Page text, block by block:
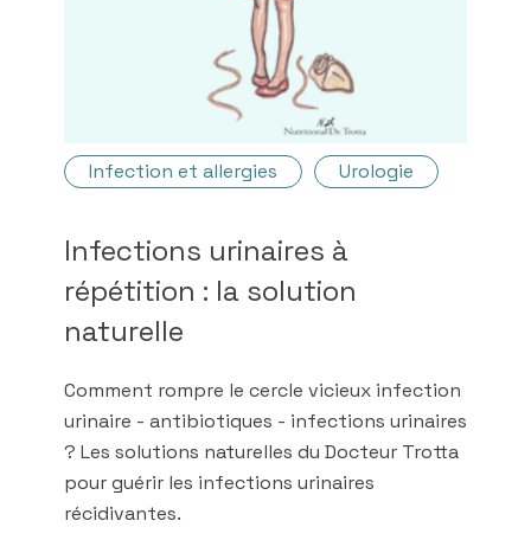
Infection et allergies Urologie
Infections urinaires à
répétition : la solution
naturelle
Comment rompre le cercle vicieux infection
urinaire - antibiotiques - infections urinaires
? Les solutions naturelles du Docteur Trotta
pour guérir les infections urinaires
récidivantes.